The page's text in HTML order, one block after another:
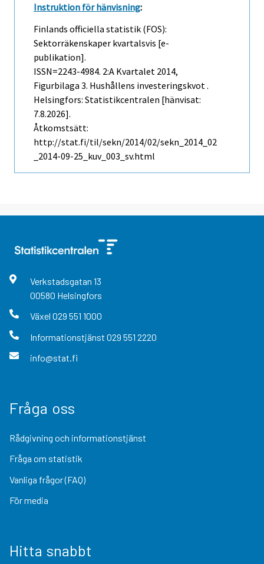
Instruktion för hänvisning:
Finlands officiella statistik (FOS):
Sektorräkenskaper kvartalsvis [e-
publikation].
ISSN=2243-4984. 2:a Kvartalet 2014,
Figurbilaga 3. Hushållens investeringskvot .
Helsingfors: Statistikcentralen [hänvisat:
7.8.2026].
Åtkomstsätt:
http://stat.fi/til/sekn/2014/02/sekn_2014_02
_2014-09-25_kuv_003_sv.html
Verkstadsgatan 13
00580 Helsingfors
Växel 029 551 1000
Informationstjänst 029 551 2220
info@stat.fi
Fråga oss
Rådgivning och informationstjänst
Fråga om statistik
Vanliga frågor (FAQ)
För media
Hitta snabbt